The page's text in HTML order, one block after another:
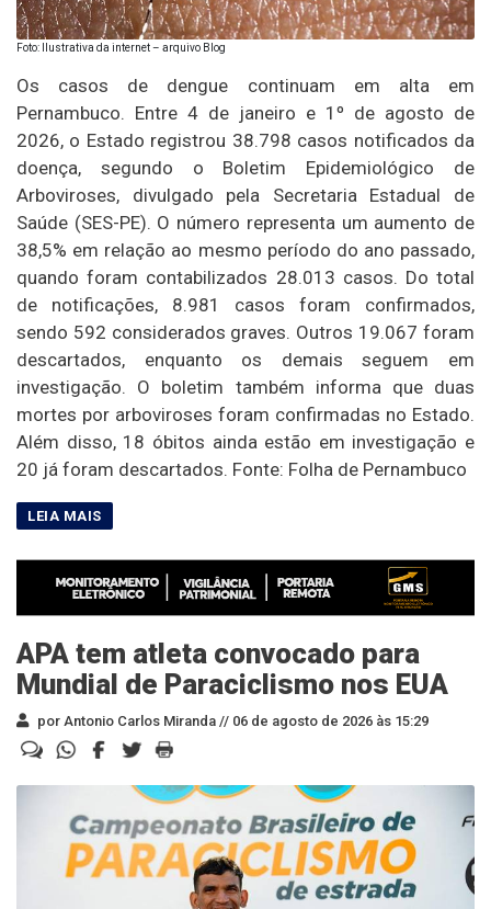
Foto: Ilustrativa da internet – arquivo Blog
Os casos de dengue continuam em alta em
Pernambuco. Entre 4 de janeiro e 1º de agosto de
2026, o Estado registrou 38.798 casos notificados da
doença, segundo o Boletim Epidemiológico de
Arboviroses, divulgado pela Secretaria Estadual de
Saúde (SES-PE). O número representa um aumento de
38,5% em relação ao mesmo período do ano passado,
quando foram contabilizados 28.013 casos. Do total
de notificações, 8.981 casos foram confirmados,
sendo 592 considerados graves. Outros 19.067 foram
descartados, enquanto os demais seguem em
investigação. O boletim também informa que duas
mortes por arboviroses foram confirmadas no Estado.
Além disso, 18 óbitos ainda estão em investigação e
20 já foram descartados. Fonte: Folha de Pernambuco
APA tem atleta convocado para
Mundial de Paraciclismo nos EUA
por Antonio Carlos Miranda // 06 de agosto de 2026 às 15:29